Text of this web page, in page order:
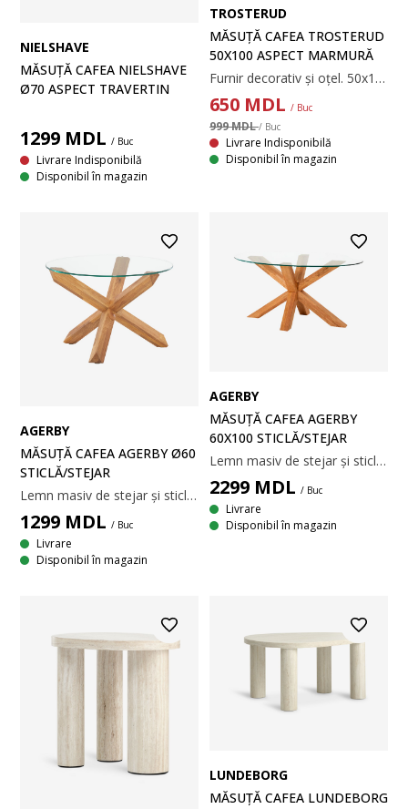
NIELSHAVE
MĂSUȚĂ CAFEA NIELSHAVE
Ø70 ASPECT TRAVERTIN
1299 MDL / Buc
Livrare Indisponibilă
Disponibil în magazin
TROSTERUD
MĂSUȚĂ CAFEA TROSTERUD
50X100 ASPECT MARMURĂ
Furnir decorativ și oțel. 50x100x45 cm
650 MDL / Buc
999 MDL/ Buc
Livrare Indisponibilă
Disponibil în magazin
AGERBY
MĂSUȚĂ CAFEA AGERBY Ø60
STICLĂ/STEJAR
Lemn masiv de stejar și sticlă securizată. Ø60x42 cm
1299 MDL / Buc
Livrare
Disponibil în magazin
AGERBY
MĂSUȚĂ CAFEA AGERBY
60X100 STICLĂ/STEJAR
Lemn masiv de stejar și sticlă securizată. 60x100x45 cm
2299 MDL / Buc
Livrare
Disponibil în magazin
LUNDEBORG
MĂSUȚĂ CAFEA LUNDEBORG